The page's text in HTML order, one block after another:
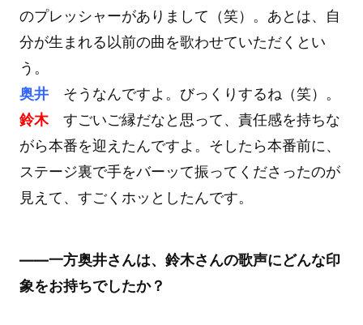
のプレッシャーがありまして（笑）。あとは、自
分が生まれる以前の曲を歌わせていただくとい
う。
奥井そうなんですよ。びっくりするね（笑）。
鈴木すごいご縁だなと思って、責任感を持ちな
がら本番を迎えたんですよ。そしたら本番前に、
ステージ裏で手をバーッて振ってくださったのが
見えて、すごくホッとしたんです。
――一方奥井さんは、鈴木さんの歌声にどんな印
象をお持ちでしたか？